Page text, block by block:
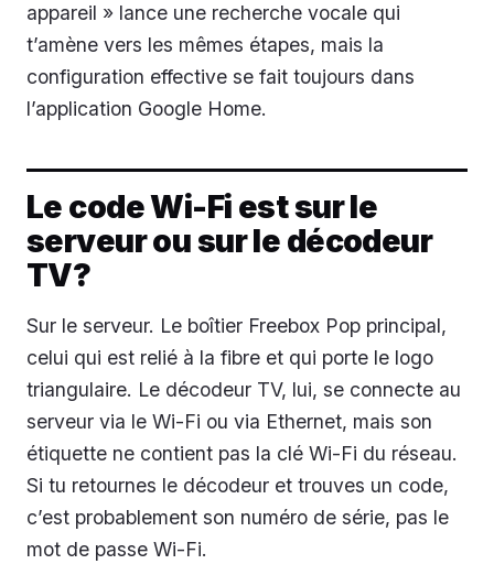
appareil » lance une recherche vocale qui
t’amène vers les mêmes étapes, mais la
configuration effective se fait toujours dans
l’application Google Home.
Le code Wi-Fi est sur le
serveur ou sur le décodeur
TV?
Sur le serveur. Le boîtier Freebox Pop principal,
celui qui est relié à la fibre et qui porte le logo
triangulaire. Le décodeur TV, lui, se connecte au
serveur via le Wi-Fi ou via Ethernet, mais son
étiquette ne contient pas la clé Wi-Fi du réseau.
Si tu retournes le décodeur et trouves un code,
c’est probablement son numéro de série, pas le
mot de passe Wi-Fi.